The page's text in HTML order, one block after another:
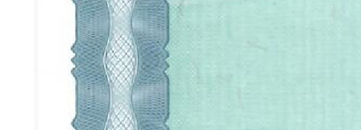
КОНТАКТЫ
+7 (900) 123-45-67
info@anturagepaint.ru
Москва, ул. Примерная, 12